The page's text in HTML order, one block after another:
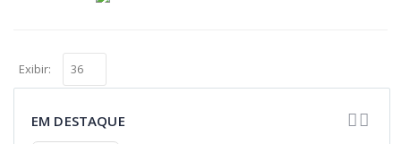
Exibir:
EM DESTAQUE